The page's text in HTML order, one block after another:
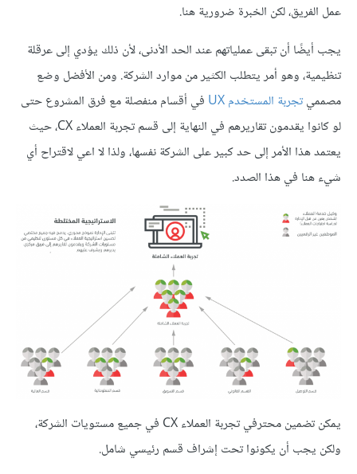
عمل الفريق، لكن الخبرة ضرورية هنا.
يجب أيضًا أن تبقى عملياتهم عند الحد الأدنى، لأن ذلك يؤدي إلى عرقلة
تنظيمية، وهو أمر يتطلب الكثير من موارد الشركة. ومن الأفضل وضع
مصمميتجربة المستخدم UX
في أقسام منفصلة مع فرق المشروع حتى
لو كانوا يقدمون تقاريرهم في النهاية إلى قسم تجربة العملاء CX، حيث
يعتمد هذا الأمر إلى حد كبير على الشركة نفسها، ولذا لا اعي لاقتراح أي
شيء هنا في هذا الصدد.
يمكن تضمين محترفي تجربة العملاء CX في جميع مستويات الشركة،
ولكن يجب أن يكونوا تحت إشراف قسم رئيسي شامل.